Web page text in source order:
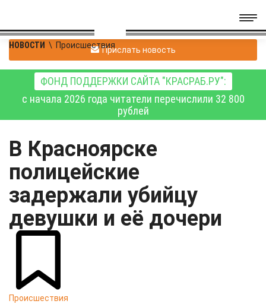
НОВОСТИ \ ПроисшествияПрислать новость
ФОНД ПОДДЕРЖКИ САЙТА "КРАСРАБ.РУ":
с начала 2026 года читатели перечислили 32 800
рублей
В Красноярске
полицейские
задержали убийцу
девушки и её дочери
Происшествия